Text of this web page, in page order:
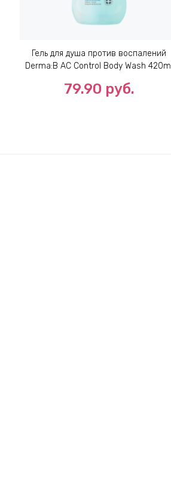
Гель для душа против воспалений
Derma:B AC Control Body Wash 420ml
79.90 руб.